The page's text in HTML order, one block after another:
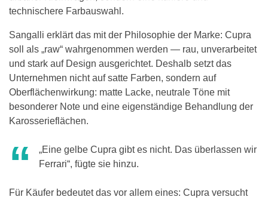
technischere Farbauswahl.
Sangalli erklärt das mit der Philosophie der Marke: Cupra
soll als „raw“ wahrgenommen werden — rau, unverarbeitet
und stark auf Design ausgerichtet. Deshalb setzt das
Unternehmen nicht auf satte Farben, sondern auf
Oberflächenwirkung: matte Lacke, neutrale Töne mit
besonderer Note und eine eigenständige Behandlung der
Karosserieflächen.
„Eine gelbe Cupra gibt es nicht. Das überlassen wir
Ferrari“, fügte sie hinzu.
Für Käufer bedeutet das vor allem eines: Cupra versucht